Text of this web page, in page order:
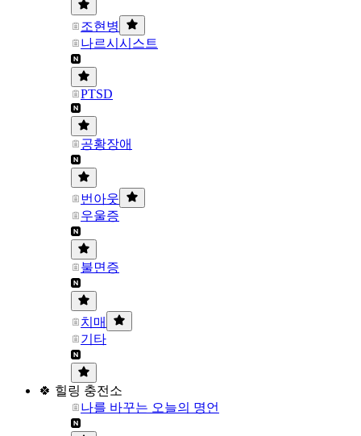
조현병
나르시시스트
PTSD
공황장애
번아웃
우울증
불면증
치매
기타
🍀 힐링 충전소
나를 바꾸는 오늘의 명언